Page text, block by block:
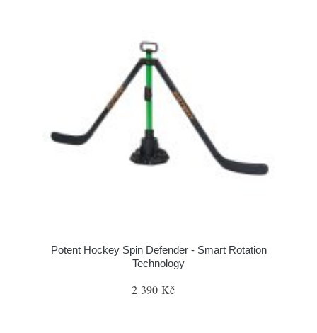
Potent Hockey Spin Defender - Smart Rotation
Technology
2 390 Kč